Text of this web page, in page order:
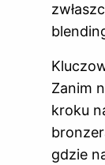
Zanim
kroku
gdzie